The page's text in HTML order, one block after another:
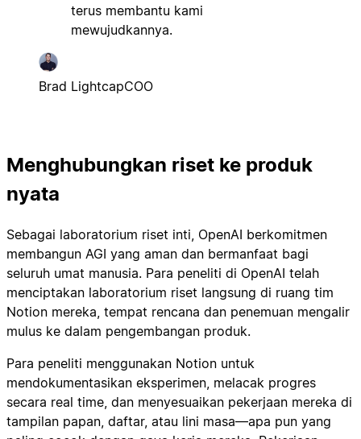
terus membantu kami
mewujudkannya.
Brad LightcapCOO
Menghubungkan riset ke produk
nyata
Sebagai laboratorium riset inti, OpenAI berkomitmen
membangun AGI yang aman dan bermanfaat bagi
seluruh umat manusia. Para peneliti di OpenAI telah
menciptakan laboratorium riset langsung di ruang tim
Notion mereka, tempat rencana dan penemuan mengalir
mulus ke dalam pengembangan produk.
Para peneliti menggunakan Notion untuk
mendokumentasikan eksperimen, melacak progres
secara real time, dan menyesuaikan pekerjaan mereka di
tampilan papan, daftar, atau lini masa—apa pun yang